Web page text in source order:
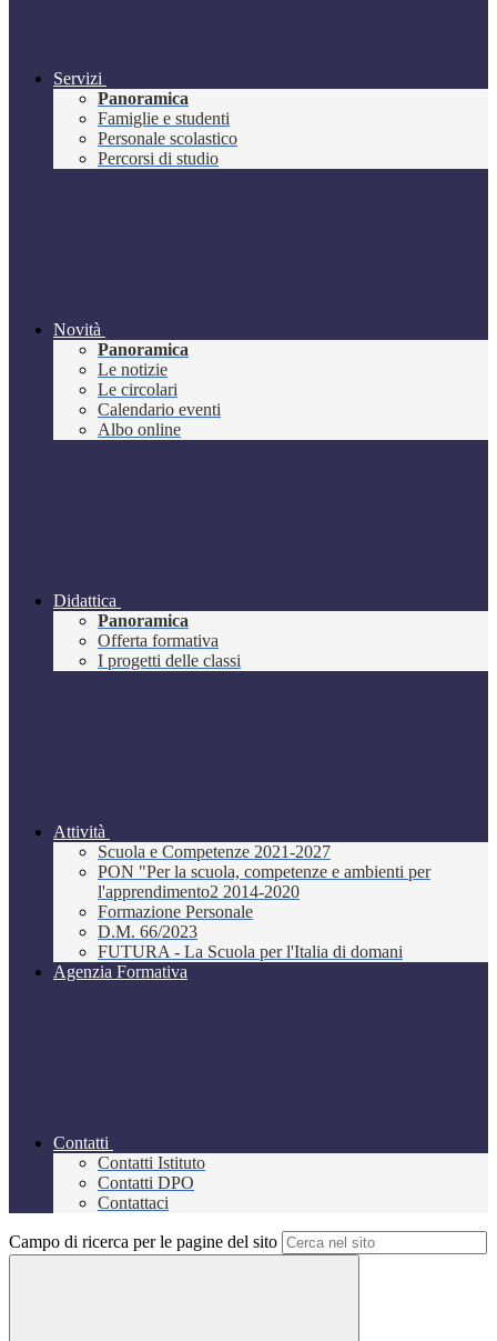
Servizi
Panoramica
Famiglie e studenti
Personale scolastico
Percorsi di studio
Novità
Panoramica
Le notizie
Le circolari
Calendario eventi
Albo online
Didattica
Panoramica
Offerta formativa
I progetti delle classi
Attività
Scuola e Competenze 2021-2027
PON "Per la scuola, competenze e ambienti per
l'apprendimento2 2014-2020
Formazione Personale
D.M. 66/2023
FUTURA - La Scuola per l'Italia di domani
Agenzia Formativa
Contatti
Contatti Istituto
Contatti DPO
Contattaci
Campo di ricerca per le pagine del sito